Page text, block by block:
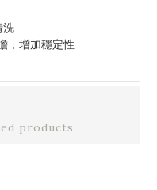
洗
，增加穩定性
products